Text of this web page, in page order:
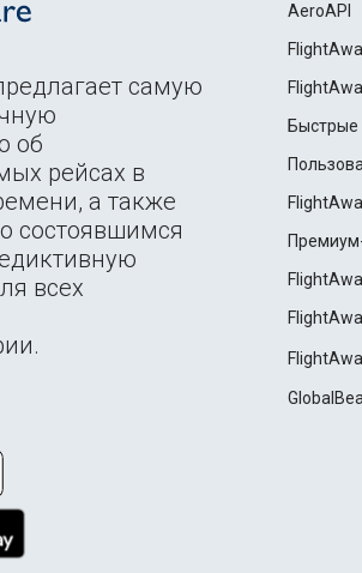
самую
об
рейсах в
а также
состоявшимся
всех
AeroAPI
Быстрые